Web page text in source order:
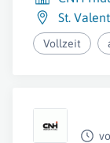
St.
Vollzeit